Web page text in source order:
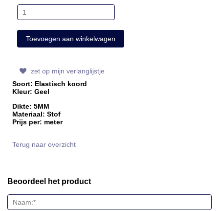
zet op mijn verlanglijstje
Soort: Elastisch koord
Kleur: Geel
Dikte: 5MM
Materiaal: Stof
Prijs per: meter
Terug naar overzicht
Beoordeel het product